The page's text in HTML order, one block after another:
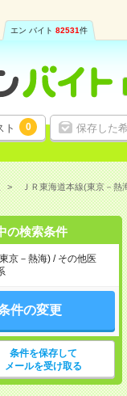
エン バイト 82531件
ト 0 保存した
ＪＲ東海道本線(東京－熱
の検索条件
京－熱海) / その他医
件の変更
条件を保存して
メールを受け取る